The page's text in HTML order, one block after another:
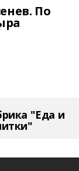
По
"Еда и